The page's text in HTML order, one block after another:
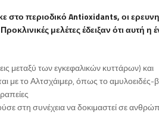
περιοδικό Antioxidants, οι
μελέτες έδειξαν ότι αυτή η
μεταξύ των εγκεφαλικών κυττάρων) και
με το Αλτσχάιμερ, όπως το
στη συνέχεια να δοκιμαστεί σε